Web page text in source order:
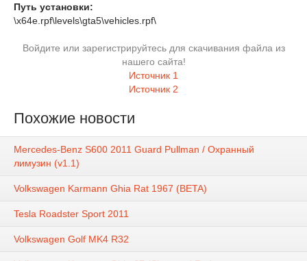
Путь установки:
\x64e.rpf\levels\gta5\vehicles.rpf\
Войдите или зарегистрируйтесь для скачивания файла из
нашего сайта!
Источник 1
Источник 2
Похожие новости
Mercedes-Benz S600 2011 Guard Pullman / Охранный
лимузин (v1.1)
Volkswagen Karmann Ghia Rat 1967 (BETA)
Tesla Roadster Sport 2011
Volkswagen Golf MK4 R32